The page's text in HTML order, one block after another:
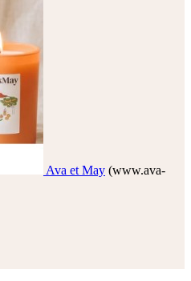
Ava et May (www.ava-